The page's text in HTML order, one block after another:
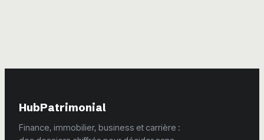
HubPatrimonial
Finance, immobilier, business et carrière :